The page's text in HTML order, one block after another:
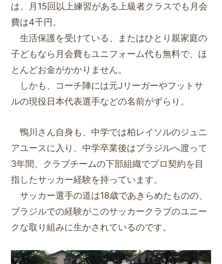
は、月15回以上練習がある上級者クラスでも月会
費は4千円。
生活保護を受けている、またはひとり親家庭の
子どもなら月会費もユニフォーム代も無料で、ほ
とんどお金がかかりません。
しかも、コーチ陣には元Jリーガーやフットサ
ルの現役日本代表選手などの名前がずらり。
鴨川さん自身も、中学では柏レイソルのジュニ
アユースに入り、中学卒業後はブラジルへ渡って
3年間、クラブチームの下部組織でプロ契約を目
指したサッカー経験を持っています。
サッカー選手の道は18歳であきらめたものの、
ブラジルでの経験がこのサッカークラブのユニー
クな取り組みに生かされているのです。